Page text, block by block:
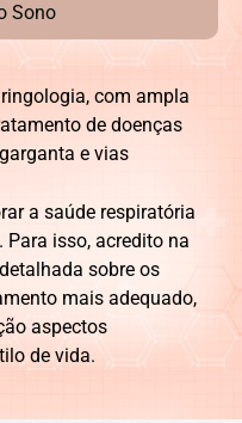
com ampla
de doenças
e vias
a saúde respiratória
isso, acredito na
sobre os
mais adequado,
aspectos
de vida.
Sono